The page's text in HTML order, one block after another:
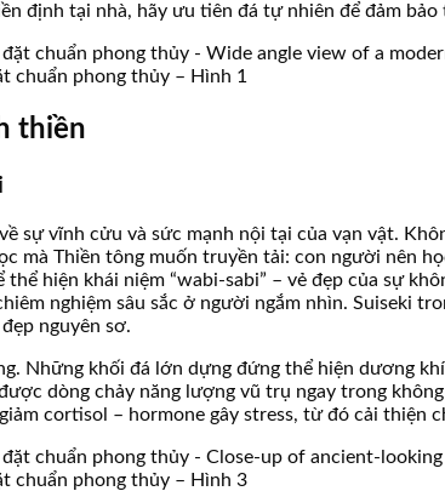
định tại nhà, hãy ưu tiên đá tự nhiên để đảm
chuẩn phong thủy – Hình 1
thiền
sự vĩnh cửu và sức mạnh nội tại của vạn vật.
mà Thiền tông muốn truyền tải: con người nên
hiện khái niệm “wabi-sabi” – vẻ đẹp của sự
nghiệm sâu sắc ở người ngắm nhìn. Suiseki
nguyên sơ.
Những khối đá lớn dựng đứng thể hiện dương
dòng chảy năng lượng vũ trụ ngay trong
cortisol – hormone gây stress, từ đó cải thiện
chuẩn phong thủy – Hình 3